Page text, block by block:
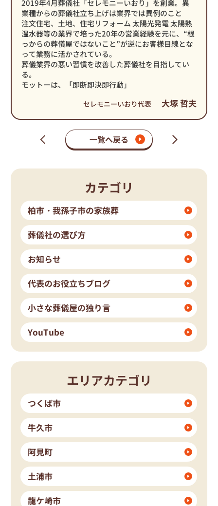
2019年4月葬儀社「セレモニーいおり」を創業。異
業種からの葬儀社立ち上げは業界では異例のこと
注文住宅、土地、住宅リフォーム 太陽光発電 太陽熱
温水器等の業界で培った20年の営業経験を元に、“根
っからの葬儀屋ではないこと”が逆にお客様目線とな
って業務に活かされている。
葬儀業界の悪い習慣を改善した葬儀社を目指してい
る。
モットーは、「即断即決即行動」
セレモニーいおり代表 大塚 哲夫
ー
一覧へ戻る
前
ー
カテゴリ
柏市・我孫子市の家族葬
葬儀社の選び方
お知らせ
代表のお役立ちブログ
小さな葬儀屋の独り言
YouTube
エリアカテゴリ
つくば市
牛久市
阿見町
土浦市
龍ケ崎市